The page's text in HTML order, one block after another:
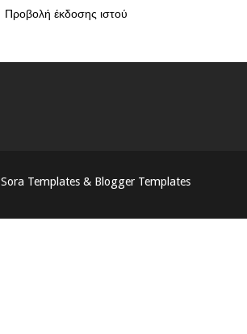
Προβολή έκδοσης ιστού
Sora Templates & Blogger Templates